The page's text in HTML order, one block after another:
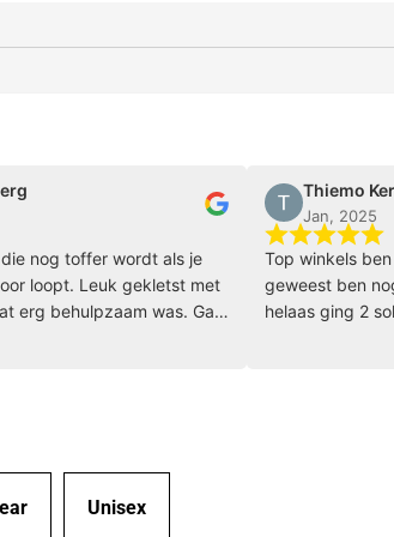
Den Bosch
community
toffer wordt als je
Leuk gekletst met
was. Ga
Thiemo Kerkhof
Jan, 2025
Top winkels ben er in
geweest ben nog
helaas ging 2 sokken
Unisex